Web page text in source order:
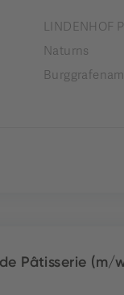
LINDENHOF
Naturns
Pâtisserie (m/